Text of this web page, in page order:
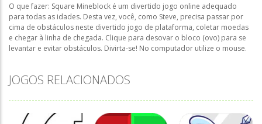
O que fazer: Square Mineblock é um divertido jogo online adequado
para todas as idades. Desta vez, você, como Steve, precisa passar por
cima de obstáculos neste divertido jogo de plataforma, coletar moedas
e chegar à linha de chegada. Clique para desovar o bloco (ovo) para se
levantar e evitar obstáculos. Divirta-se! No computador utilize o mouse.
JOGOS RELACIONADOS